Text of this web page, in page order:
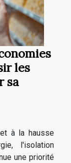
les
sa
à la hausse
l'isolation
une priorité